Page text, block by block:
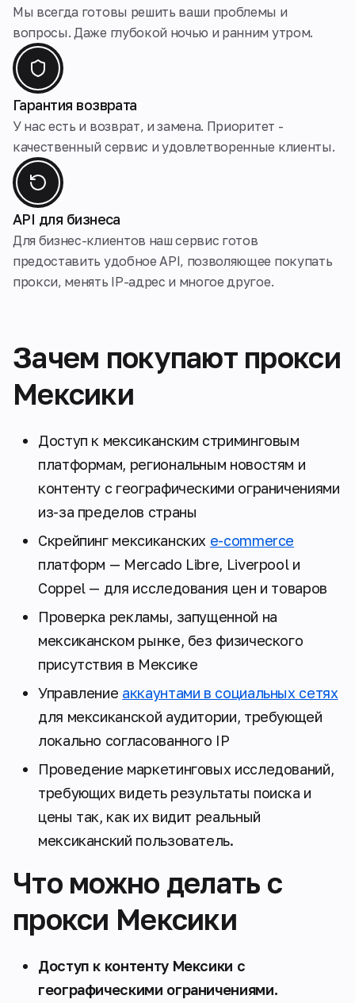
Мы всегда готовы решить ваши проблемы и
вопросы. Даже глубокой ночью и ранним утром.
Гарантия возврата
У нас есть и возврат, и замена. Приоритет -
качественный сервис и удовлетворенные клиенты.
API для бизнеса
Для бизнес-клиентов наш сервис готов
предоставить удобное API, позволяющее покупать
прокси, менять IP-адрес и многое другое.
Зачем покупают прокси
Мексики
Доступ к мексиканским стриминговым
платформам, региональным новостям и
контенту с географическими ограничениями
из-за пределов страны
Скрейпинг мексиканских e-commerce
платформ — Mercado Libre, Liverpool и
Coppel — для исследования цен и товаров
Проверка рекламы, запущенной на
мексиканском рынке, без физического
присутствия в Мексике
Управление аккаунтами в социальных сетях
для мексиканской аудитории, требующей
локально согласованного IP
Проведение маркетинговых исследований,
требующих видеть результаты поиска и
цены так, как их видит реальный
мексиканский пользователь.
Что можно делать с
прокси Мексики
Доступ к контенту Мексики с
географическими ограничениями.